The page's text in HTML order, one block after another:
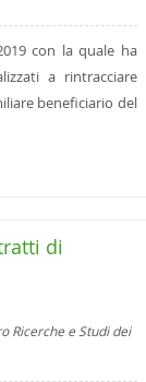
con la quale ha
a rintracciare
beneficiario del
di
Ricerche e Studi dei